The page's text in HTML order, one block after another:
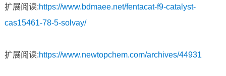
扩展阅读:https://www.bdmaee.net/fentacat-f9-catalyst-
cas15461-78-5-solvay/
扩展阅读:https://www.newtopchem.com/archives/44931